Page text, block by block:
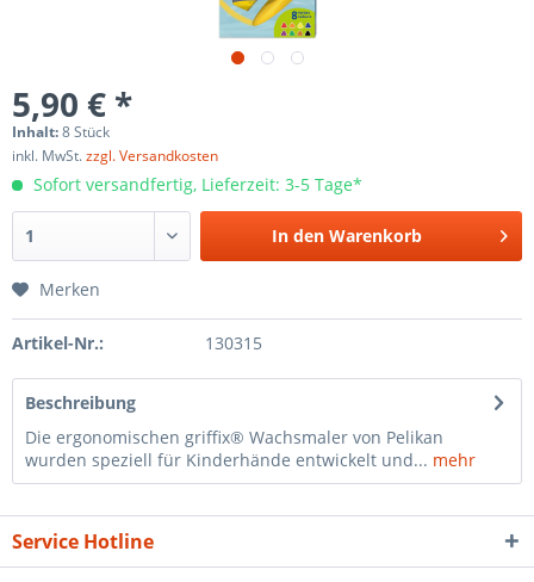
5,90 € *
Inhalt:8 Stück
inkl. MwSt.zzgl. Versandkosten
Sofort versandfertig, Lieferzeit: 3-5 Tage*
In den Warenkorb
Merken
Artikel-Nr.: 130315
Beschreibung
Die ergonomischen griffix® Wachsmaler von Pelikan
wurden speziell für Kinderhände entwickelt und... mehr
Service Hotline